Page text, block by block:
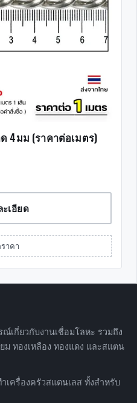
4มม (ราคาต่อเมตร)
เอียด
าคา
เกี่ยวกับงานเชื่อมโลหะ รวมถึง
ม ทองเหลือง ทองแดง และสแตน
ครื่องครัวสแตนเลส ทั้งสำหรับ